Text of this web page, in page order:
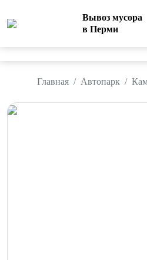
Вывоз мусора
в Перми
Вывоз мусора
в Перми
Главная Автопарк